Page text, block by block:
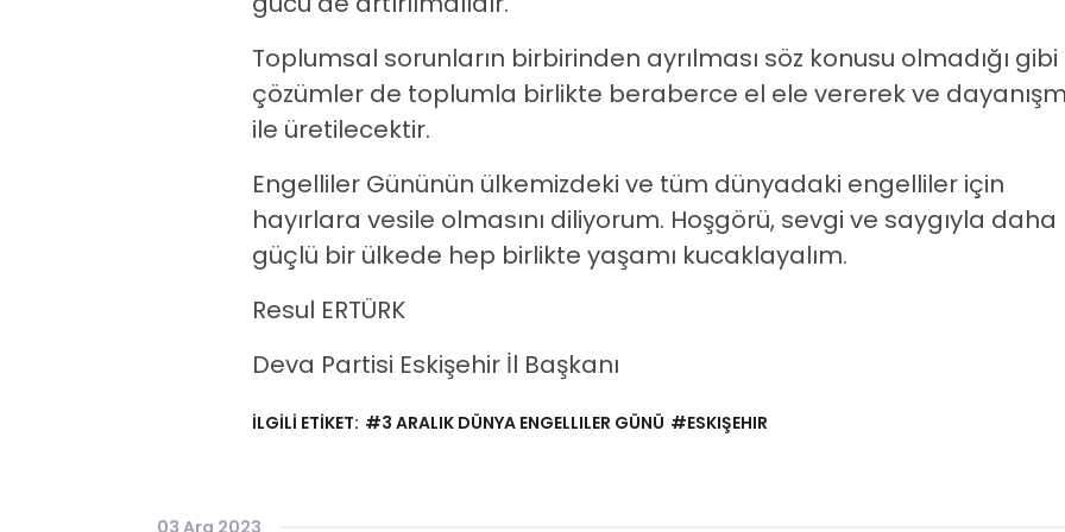
Toplumsal sorunların birbirinden ayrılması söz konusu olmadığı gibi
çözümler de toplumla birlikte beraberce el ele vererek ve
ile üretilecektir.
Engelliler Gününün ülkemizdeki ve tüm dünyadaki engelliler için
hayırlara vesile olmasını diliyorum. Hoşgörü, sevgi ve saygıyla daha
güçlü bir ülkede hep birlikte yaşamı kucaklayalım.
Resul ERTÜRK
Deva Partisi Eskişehir İl Başkanı
İLGİLİ ETİKET: #3 ARALIK DÜNYA ENGELLILER GÜNÜ #ESKIŞEHIR
03 Ara 2023